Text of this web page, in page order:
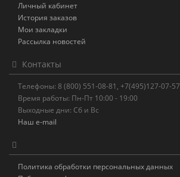
Личный кабинет
История заказов
Мои закладки
Рассылка новостей
Контакты
Телефоны: 8 (800) 551-08-81, +7(495)127-07-57
Время работы: Пн-Пт 10:00 - 19:00
Выходные дни: Сб и Вс
Наш e-mail
Политика обработки персональных данных